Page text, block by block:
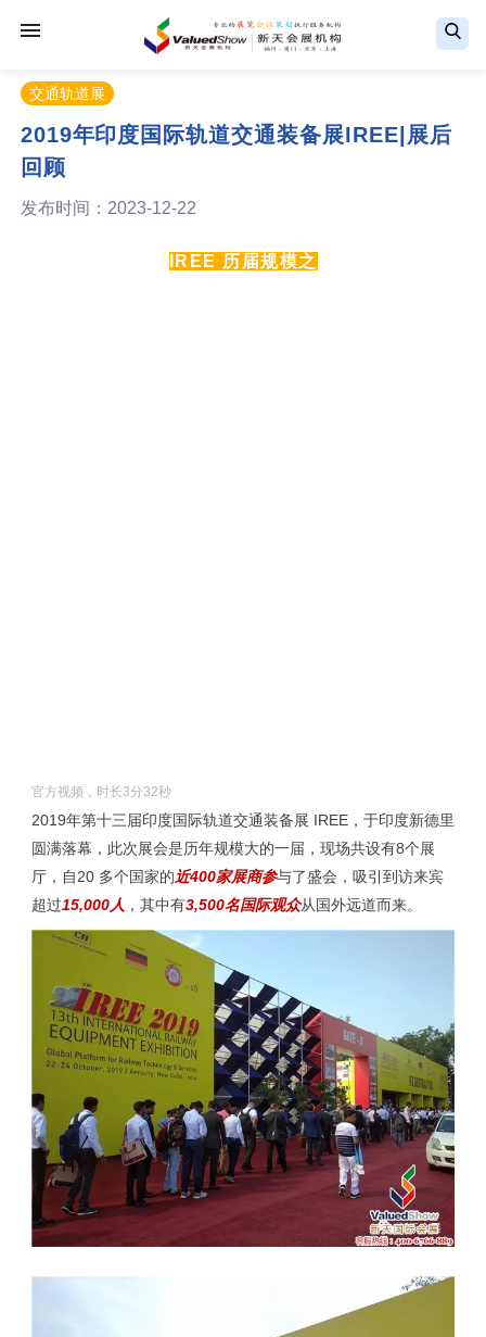
交通轨道展
2019年印度国际轨道交通装备展IREE|展后
回顾
发布时间：2023-12-22
IREE 历届规模之
官方视频，时长3分32秒
2019年第十三届印度国际轨道交通装备展 IREE，于印度新德里
圆满落幕，此次展会是历年规模大的一届，现场共设有8个展
厅，自20 多个国家的近400家展商参与了盛会，吸引到访来宾
超过15,000人 ，其中有3,500名国际观众从国外远道而来。